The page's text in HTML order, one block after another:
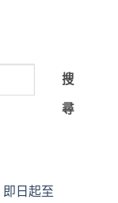
搜
尋
即日起至